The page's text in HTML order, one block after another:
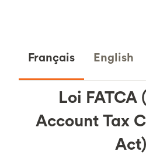
Français English
Loi FATCA
Account Tax
Act)